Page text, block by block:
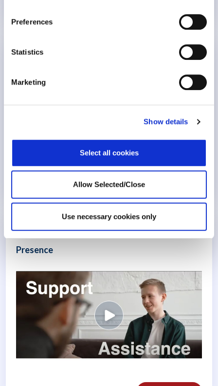
Preferences
Statistics
Marketing
Show details
Select all cookies
Allow Selected/Close
Use necessary cookies only
Elternsein und Karriere: Die Balance finden
Weiterlesen
Wohlbefinden der Mitarbeiter
Presence